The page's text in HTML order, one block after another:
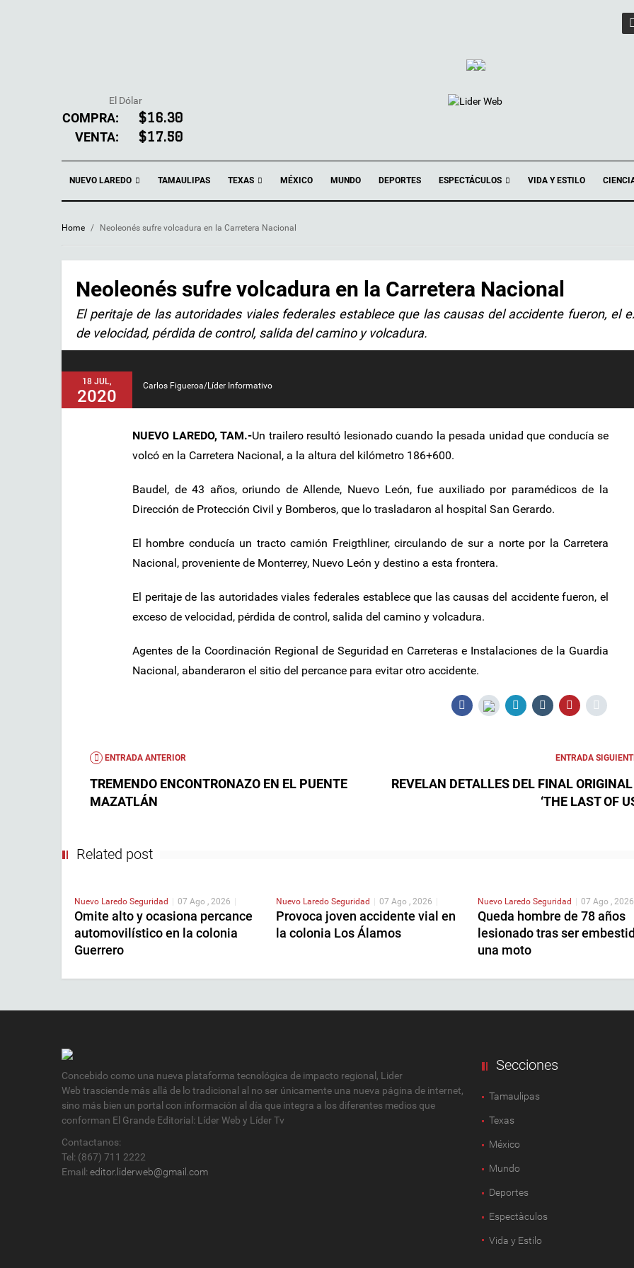
El Dólar
COMPRA: $16.30
VENTA: $17.50
NUEVO LAREDO TAMAULIPAS TEXAS MÉXICO MUNDO DEPORTES ESPECTÁCULOS VIDA Y ESTILO
Home / Neoleonés sufre volcadura en la Carretera Nacional
Neoleonés sufre volcadura en la Carretera Nacional
El peritaje de las autoridades viales federales establece que las causas del accidente fueron, el
de velocidad, pérdida de control, salida del camino y volcadura.
18 JUL,
2020
Carlos Figueroa/Líder Informativo
NUEVO LAREDO, TAM.-Un trailero resultó lesionado cuando la pesada unidad que conducía se
volcó en la Carretera Nacional, a la altura del kilómetro 186+600.
Baudel, de 43 años, oriundo de Allende, Nuevo León, fue auxiliado por paramédicos de la
Dirección de Protección Civil y Bomberos, que lo trasladaron al hospital San Gerardo.
El hombre conducía un tracto camión Freigthliner, circulando de sur a norte por la Carretera
Nacional, proveniente de Monterrey, Nuevo León y destino a esta frontera.
El peritaje de las autoridades viales federales establece que las causas del accidente fueron, el
exceso de velocidad, pérdida de control, salida del camino y volcadura.
Agentes de la Coordinación Regional de Seguridad en Carreteras e Instalaciones de la Guardia
Nacional, abanderaron el sitio del percance para evitar otro accidente.
ENTRADA ANTERIOR
TREMENDO ENCONTRONAZO EN EL PUENTE
MAZATLÁN
ENTRADA
REVELAN DETALLES DEL FINAL
‘THE LAST OF
Related post
Nuevo Laredo Seguridad | 07 Ago , 2026 |
Omite alto y ocasiona percance
automovilístico en la colonia
Guerrero
Nuevo Laredo Seguridad | 07 Ago , 2026 |
Provoca joven accidente vial en
la colonia Los Álamos
Nuevo Laredo Seguridad | 07 Ago , 2026
Queda hombre de 78 años
lesionado tras ser
una moto
Concebido como una nueva plataforma tecnológica de impacto regional, Lider
Web trasciende más allá de lo tradicional al no ser únicamente una nueva página de internet,
sino más bien un portal con información al día que integra a los diferentes medios que
conforman El Grande Editorial: Líder Web y Líder Tv
Contactanos:
Tel: (867) 711 2222
Email: editor.liderweb@gmail.com
Secciones
Tamaulipas
Texas
México
Mundo
Deportes
Espectàculos
Vida y Estilo